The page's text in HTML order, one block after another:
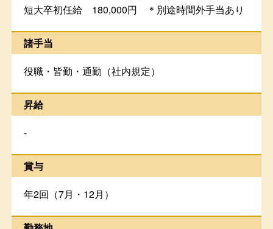
短大卒初任給 180,000円 ＊別途時間外手当あり
諸手当
役職・皆勤・通勤（社内規定）
昇給
-
賞与
年2回（7月・12月）